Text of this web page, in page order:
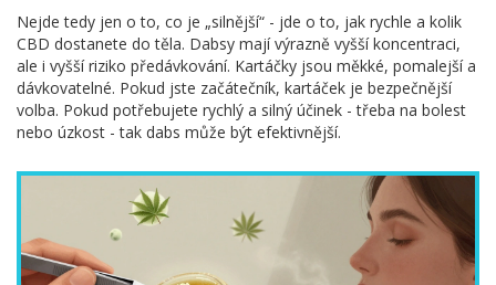
Nejde tedy jen o to, co je „silnější“ - jde o to, jak rychle a kolik
CBD dostanete do těla. Dabsy mají výrazně vyšší koncentraci,
ale i vyšší riziko předávkování. Kartáčky jsou měkké, pomalejší a
dávkovatelné. Pokud jste začátečník, kartáček je bezpečnější
volba. Pokud potřebujete rychlý a silný účinek - třeba na bolest
nebo úzkost - tak dabs může být efektivnější.